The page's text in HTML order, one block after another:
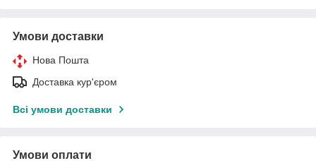
Умови доставки
Нова Пошта
Доставка кур'єром
Всі умови доставки
Умови оплати